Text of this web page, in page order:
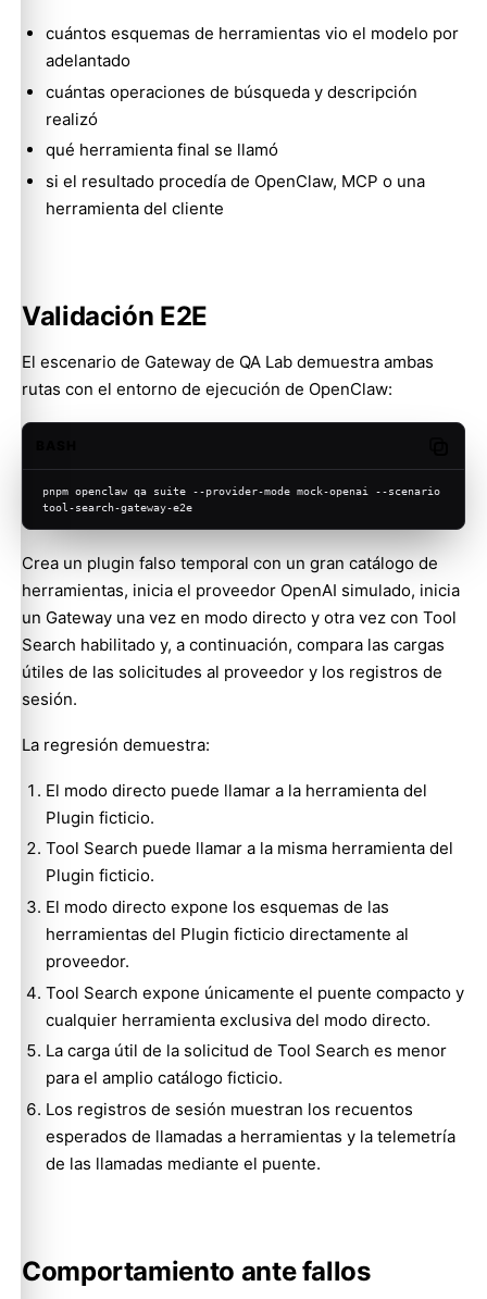
cuántos esquemas de herramientas vio el modelo por
adelantado
cuántas operaciones de búsqueda y descripción
realizó
qué herramienta final se llamó
si el resultado procedía de OpenClaw, MCP o una
herramienta del cliente
Validación E2E
El escenario de Gateway de QA Lab demuestra ambas
rutas con el entorno de ejecución de OpenClaw:
pnpm openclaw qa suite --provider-mode mock-openai --scenario
tool-search-gateway-e2e
Crea un plugin falso temporal con un gran catálogo de
herramientas, inicia el proveedor OpenAI simulado, inicia
un Gateway una vez en modo directo y otra vez con Tool
Search habilitado y, a continuación, compara las cargas
útiles de las solicitudes al proveedor y los registros de
sesión.
La regresión demuestra:
El modo directo puede llamar a la herramienta del
Plugin ficticio.
Tool Search puede llamar a la misma herramienta del
Plugin ficticio.
El modo directo expone los esquemas de las
herramientas del Plugin ficticio directamente al
proveedor.
Tool Search expone únicamente el puente compacto y
cualquier herramienta exclusiva del modo directo.
La carga útil de la solicitud de Tool Search es menor
para el amplio catálogo ficticio.
Los registros de sesión muestran los recuentos
esperados de llamadas a herramientas y la telemetría
de las llamadas mediante el puente.
Comportamiento ante fallos